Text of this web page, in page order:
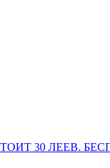
30 ЛЕЕВ.